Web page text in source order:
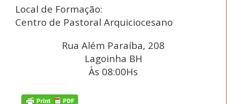
Local de Formação:
Centro de Pastoral Arquiciocesano
Rua Além Paraíba, 208
Lagoinha BH
Às 08:00Hs